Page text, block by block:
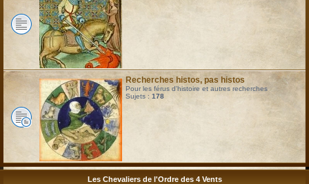
Recherches histos, pas histos
Pour les férus d'histoire et autres recherches
Sujets : 178
Les Chevaliers de l'Ordre des 4 Vents